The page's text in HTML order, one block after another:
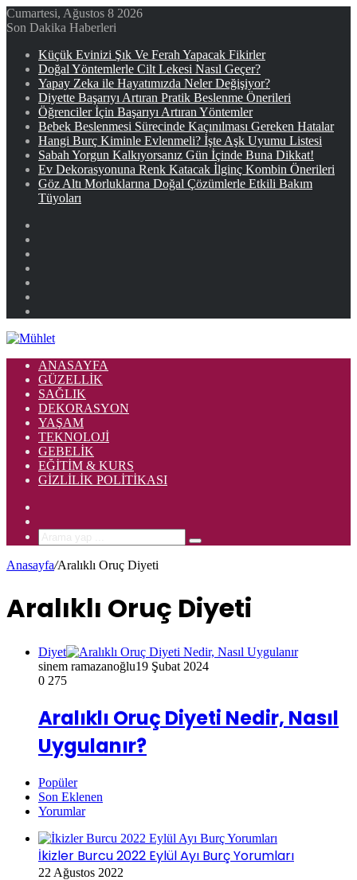
Cumartesi, Ağustos 8 2026
Son Dakika Haberleri
Küçük Evinizi Şık Ve Ferah Yapacak Fikirler
Doğal Yöntemlerle Cilt Lekesi Nasıl Geçer?
Yapay Zeka ile Hayatımızda Neler Değişiyor?
Diyette Başarıyı Artıran Pratik Beslenme Önerileri
Öğrenciler İçin Başarıyı Artıran Yöntemler
Bebek Beslenmesi Sürecinde Kaçınılması Gereken Hatalar
Hangi Burç Kiminle Evlenmeli? İşte Aşk Uyumu Listesi
Sabah Yorgun Kalkıyorsanız Gün İçinde Buna Dikkat!
Ev Dekorasyonuna Renk Katacak İlginç Kombin Önerileri
Göz Altı Morluklarına Doğal Çözümlerle Etkili Bakım
Tüyoları
ANASAYFA
GÜZELLIK
SAĞLIK
DEKORASYON
YAŞAM
TEKNOLOJI
GEBELIK
EĞITIM & KURS
GIZLILIK POLITIKASI
Arama
Anasayfa/Aralıklı Oruç Diyeti
Aralıklı Oruç Diyeti
Diyet
sinem ramazanoğlu19 Şubat 2024
0 275
Aralıklı Oruç Diyeti Nedir, Nasıl
Uygulanır?
Popüler
Son Eklenen
Yorumlar
İkizler Burcu 2022 Eylül Ayı Burç Yorumları
22 Ağustos 2022